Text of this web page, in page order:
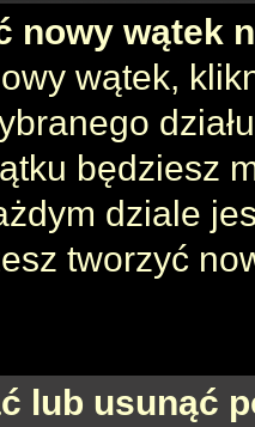
nowy wątek
wątek,
będziesz
dziale
tworzyć
lub usunąć